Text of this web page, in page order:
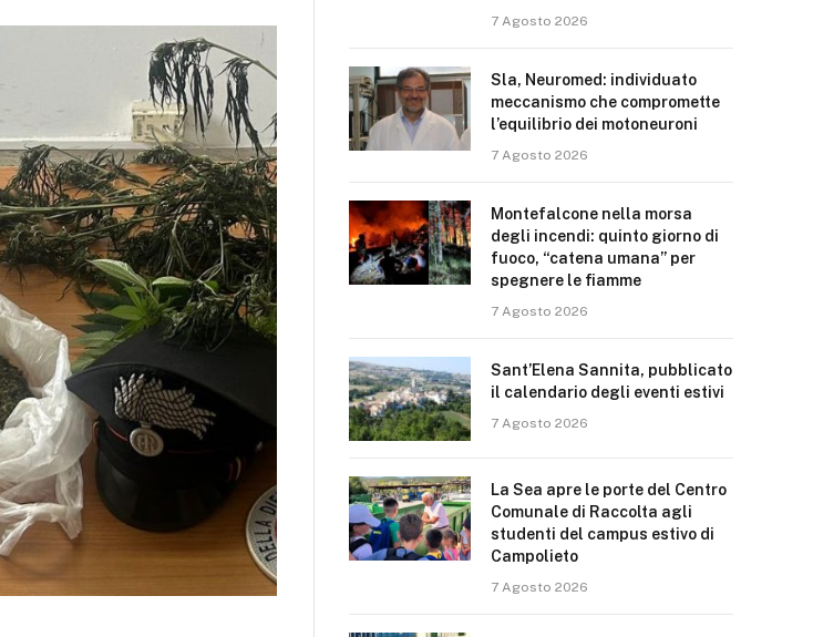
7 Agosto 2026
Sla, Neuromed: individuato
meccanismo che compromette
l’equilibrio dei motoneuroni
7 Agosto 2026
Montefalcone nella morsa
degli incendi: quinto giorno di
fuoco, “catena umana” per
spegnere le fiamme
7 Agosto 2026
Sant’Elena Sannita, pubblicato
il calendario degli eventi estivi
7 Agosto 2026
La Sea apre le porte del Centro
Comunale di Raccolta agli
studenti del campus estivo di
Campolieto
7 Agosto 2026